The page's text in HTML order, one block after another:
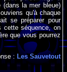
(dans la mer bleue)
qu'à chaque
se préparer pour
cette séquence, on
que vous pourrez
: Les Sauvetout